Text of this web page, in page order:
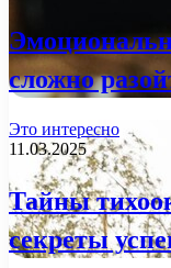
сложно
Это интересно
11.03.2025
Тайны
секреты